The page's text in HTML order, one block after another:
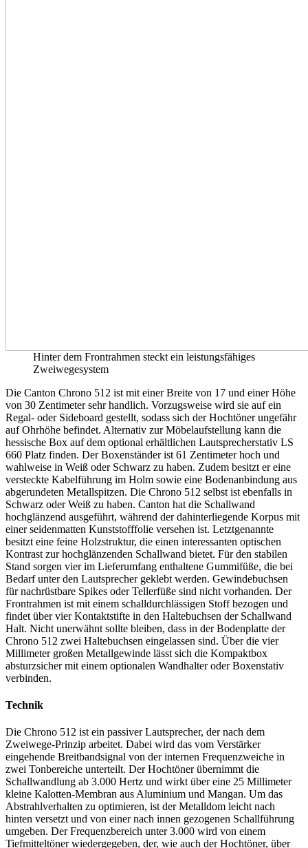
Hinter dem Frontrahmen steckt ein leistungsfähiges
Zweiwegesystem
Die Canton Chrono 512 ist mit einer Breite von 17 und einer Höhe
von 30 Zentimeter sehr handlich. Vorzugsweise wird sie auf ein
Regal- oder Sideboard gestellt, sodass sich der Hochtöner ungefähr
auf Ohrhöhe befindet. Alternativ zur Möbelaufstellung kann die
hessische Box auf dem optional erhältlichen Lautsprecherstativ LS
660 Platz finden. Der Boxenständer ist 61 Zentimeter hoch und
wahlweise in Weiß oder Schwarz zu haben. Zudem besitzt er eine
versteckte Kabelführung im Holm sowie eine Bodenanbindung aus
abgerundeten Metallspitzen. Die Chrono 512 selbst ist ebenfalls in
Schwarz oder Weiß zu haben. Canton hat die Schallwand
hochglänzend ausgeführt, während der dahinterliegende Korpus mit
einer seidenmatten Kunststofffolie versehen ist. Letztgenannte
besitzt eine feine Holzstruktur, die einen interessanten optischen
Kontrast zur hochglänzenden Schallwand bietet. Für den stabilen
Stand sorgen vier im Lieferumfang enthaltene Gummifüße, die bei
Bedarf unter den Lautsprecher geklebt werden. Gewindebuchsen
für nachrüstbare Spikes oder Tellerfüße sind nicht vorhanden. Der
Frontrahmen ist mit einem schalldurchlässigen Stoff bezogen und
findet über vier Kontaktstifte in den Haltebuchsen der Schallwand
Halt. Nicht unerwähnt sollte bleiben, dass in der Bodenplatte der
Chrono 512 zwei Haltebuchsen eingelassen sind. Über die vier
Millimeter großen Metallgewinde lässt sich die Kompaktbox
absturzsicher mit einem optionalen Wandhalter oder Boxenstativ
verbinden.
Technik
Die Chrono 512 ist ein passiver Lautsprecher, der nach dem
Zweiwege-Prinzip arbeitet. Dabei wird das vom Verstärker
eingehende Breitbandsignal von der internen Frequenzweiche in
zwei Tonbereiche unterteilt. Der Hochtöner übernimmt die
Schallwandlung ab 3.000 Hertz und wirkt über eine 25 Millimeter
kleine Kalotten-Membran aus Aluminium und Mangan. Um das
Abstrahlverhalten zu optimieren, ist der Metalldom leicht nach
hinten versetzt und von einer nach innen gezogenen Schallführung
umgeben. Der Frequenzbereich unter 3.000 wird von einem
Tiefmitteltöner wiedergegeben, der, wie auch der Hochtöner, über